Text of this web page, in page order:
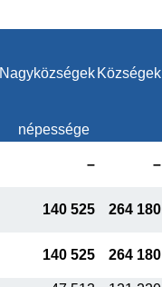
Nagyközségek Községek
népessége
– –
140 525 264 180
140 525 264 180